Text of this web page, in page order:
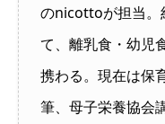
のnicottoが担当。
て、離乳食・幼児
携わる。現在は保
筆、母子栄養協会